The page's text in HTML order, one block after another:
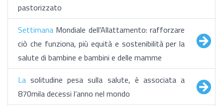
pastorizzato
Settimana Mondiale dell'Allattamento: rafforzare
ciò che funziona, più equità e sostenibilità per la
salute di bambine e bambini e delle mamme
La solitudine pesa sulla salute, è associata a
870mila decessi l’anno nel mondo